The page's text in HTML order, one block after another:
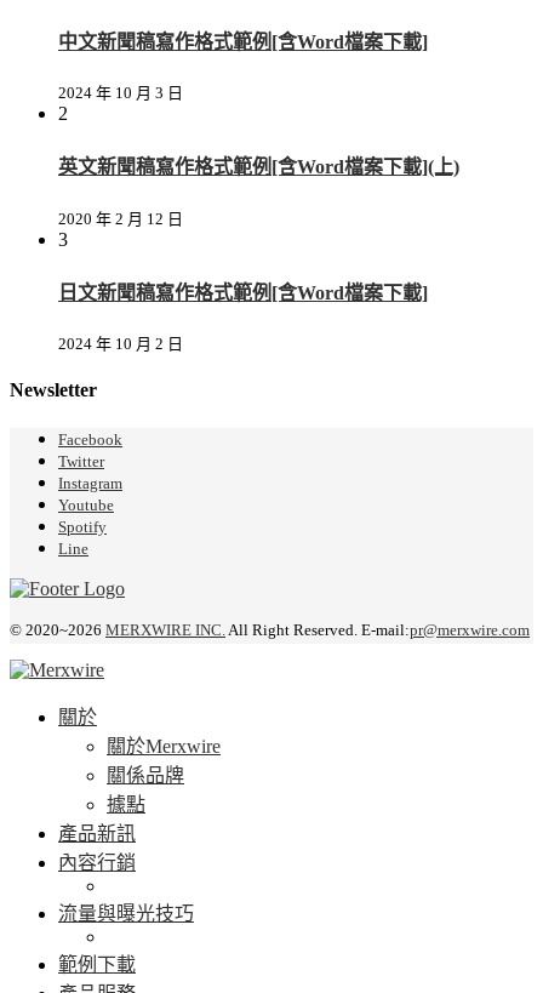
中文新聞稿寫作格式範例[含Word檔案下載]
2024 年 10 月 3 日
2
英文新聞稿寫作格式範例[含Word檔案下載](上)
2020 年 2 月 12 日
3
日文新聞稿寫作格式範例[含Word檔案下載]
2024 年 10 月 2 日
Newsletter
Facebook
Twitter
Instagram
Youtube
Spotify
Line
© 2020~2026 MERXWIRE INC. All Right Reserved. E-mail:pr@merxwire.com
關於
關於Merxwire
關係品牌
據點
產品新訊
內容行銷
流量與曝光技巧
範例下載